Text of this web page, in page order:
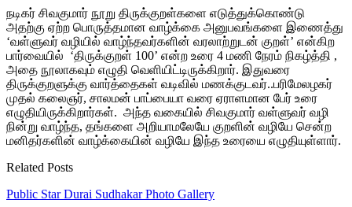
நடிகர் சிவகுமார் நூறு திருக்குறள்களை எடுத்துக்கொண்டு
அதற்கு ஏற்ற பொருத்தமான வாழ்க்கை அனுபவங்களை இணைத்து
‘வள்ளுவர் வழியில் வாழ்ந்தவர்களின் வரலாற்றுடன் குறள்’ என்கிற
பார்வையில் ‘திருக்குறள் 100’ என்ற உரை 4 மணி நேரம் நிகழ்த்தி ,
அதை நூலாகவும் எழுதி வெளியிட்டிருக்கிறார். இதுவரை
திருக்குறளுக்கு வார்த்தைகள் வடிவில் மணக்குடவர்..பரிமேலழகர்
முதல் கலைஞர், சாலமன் பாப்பையா வரை ஏராளமான பேர் உரை
எழுதியிருக்கிறார்கள். அந்த வகையில் சிவகுமார் வள்ளுவர் வழி
நின்று வாழ்ந்த, தங்களை அறியாமலேயே குறளின் வழியே சென்ற
மனிதர்களின் வாழ்க்கையின் வழியே இந்த உரையை எழுதியுள்ளார்.
Related Posts
Public Star Durai Sudhakar Photo Gallery